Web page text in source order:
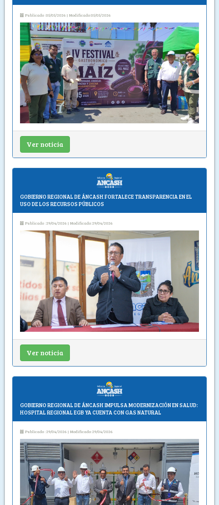
Publicado :05/05/2026 | Modificado:05/05/2026
Ver noticia
GOBIERNO REGIONAL DE ÁNCASH FORTALECE TRANSPARENCIA EN EL
USO DE LOS RECURSOS PÚBLICOS
Publicado :29/04/2026 | Modificado:29/04/2026
Ver noticia
GOBIERNO REGIONAL DE ÁNCASH IMPULSA MODERNIZACIÓN EN SALUD:
HOSPITAL REGIONAL EGB YA CUENTA CON GAS NATURAL
Publicado :29/04/2026 | Modificado:29/04/2026